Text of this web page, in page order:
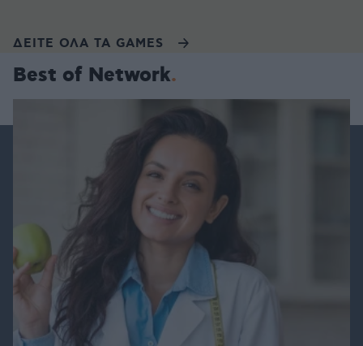
ΔΕΙΤΕ ΟΛΑ ΤΑ GAMES
Best of Network